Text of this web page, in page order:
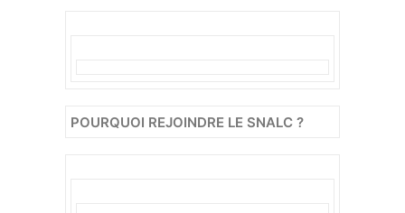
POURQUOI REJOINDRE LE SNALC ?